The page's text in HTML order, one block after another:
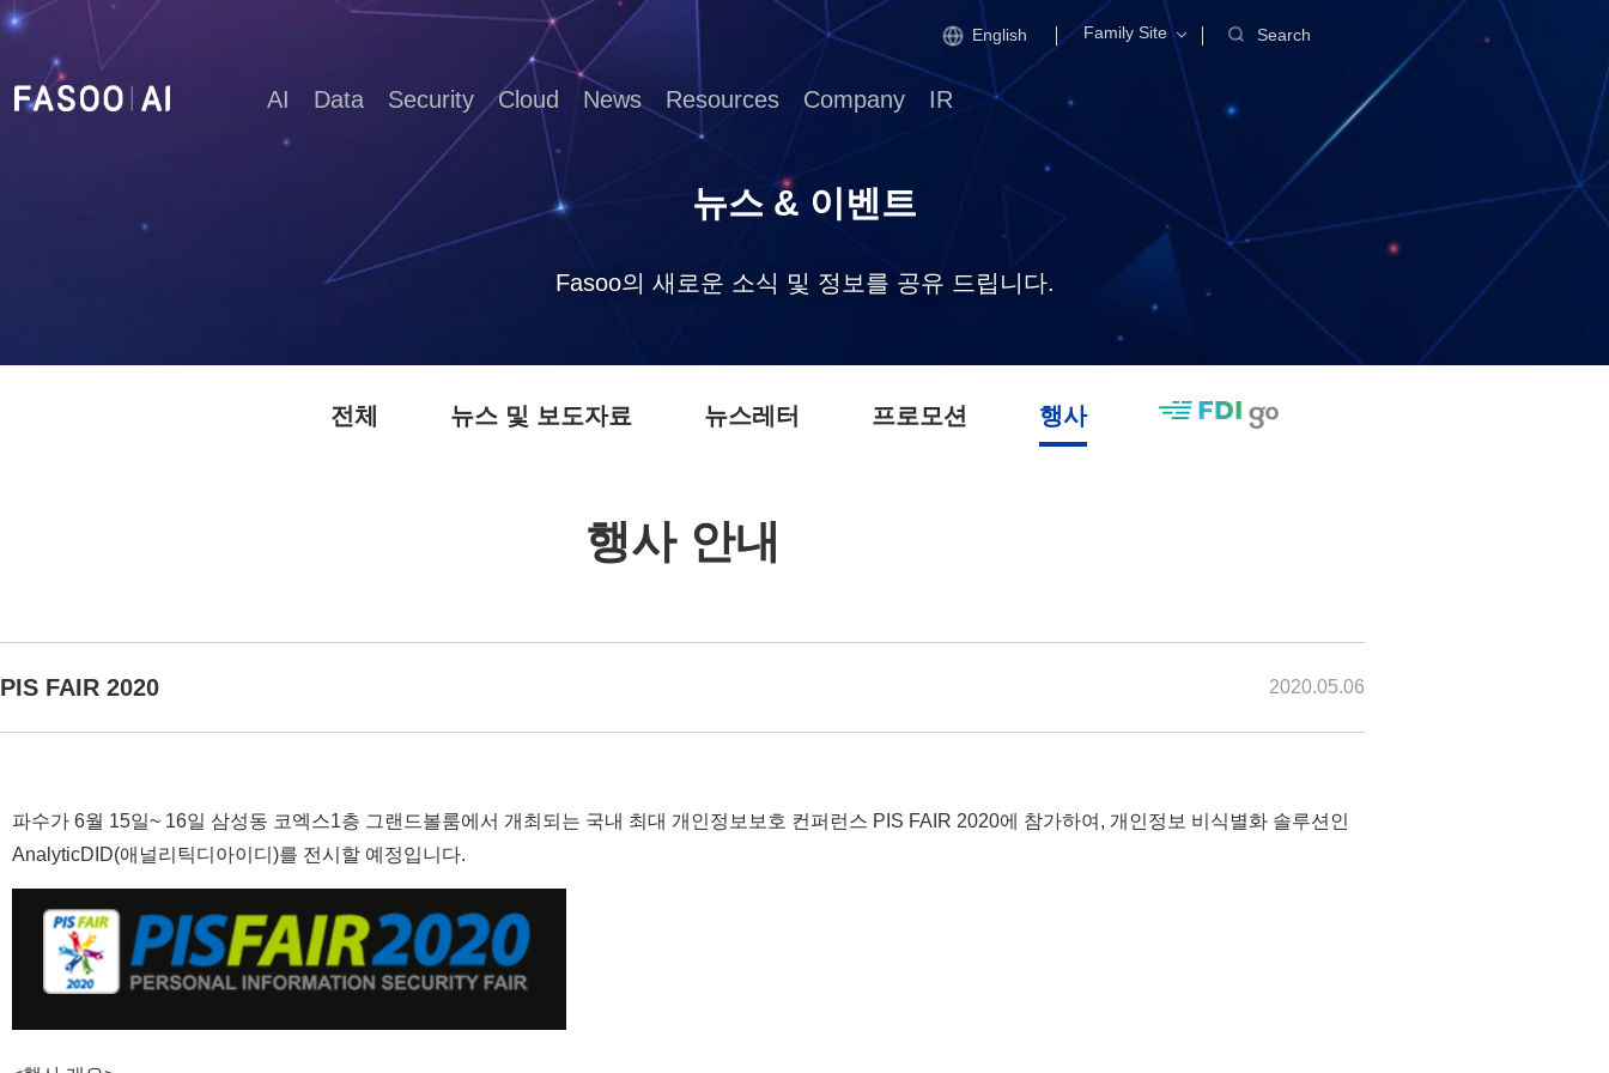
English Family Site Search
AI Data Security Cloud News Resources Company IR
뉴스 & 이벤트
Fasoo의 새로운 소식 및 정보를 공유 드립니다.
전체 뉴스 및 보도자료 뉴스레터 프로모션 행사
행사 안내
PIS FAIR 2020 2020.05.06
파수가 6월 15일~ 16일 삼성동 코엑스1층 그랜드볼룸에서 개최되는 국내 최대 개인정보보호 컨퍼런스 PIS FAIR 2020에 참가하여, 개인정보 비식별화 솔루션인
AnalyticDID(애널리틱디아이디)를 전시할 예정입니다.